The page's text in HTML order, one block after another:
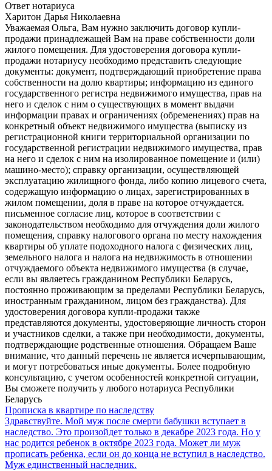
Ответ нотариуса
Харитон Дарья Николаевна
Уважаемая Ольга, Вам нужно заключить договор купли-
продажи принадлежащей Вам на праве собственности доли
жилого помещения. Для удостоверения договора купли-
продажи нотариусу необходимо представить следующие
документы: документ, подтверждающий приобретение права
собственности на долю квартиры; информацию из единого
государственного регистра недвижимого имущества, прав на
него и сделок с ним о существующих в момент выдачи
информации правах и ограничениях (обременениях) прав на
конкретный объект недвижимого имущества (выписку из
регистрационной книги территориальной организации по
государственной регистрации недвижимого имущества, прав
на него и сделок с ним на изолированное помещение и (или)
машино-место); справку организации, осуществляющей
эксплуатацию жилищного фонда, либо копию лицевого счета,
содержащую информацию о лицах, зарегистрированных в
жилом помещении, доля в праве на которое отчуждается.
письменное согласие лиц, которое в соответствии с
законодательством необходимо для отчуждения доли жилого
помещения, справку налогового органа по месту нахождения
квартиры об уплате подоходного налога с физических лиц,
земельного налога и налога на недвижимость в отношении
отчуждаемого объекта недвижимого имущества (в случае,
если вы являетесь гражданином Республики Беларусь,
постоянно проживающим за пределами Республики Беларусь,
иностранным гражданином, лицом без гражданства). Для
удостоверения договора купли-продажи также
представляются документы, удостоверяющие личность сторон
и участников сделки, а также при необходимости, документы,
подтверждающие родственные отношения. Обращаем Ваше
внимание, что данный перечень не является исчерпывающим,
и могут потребоваться иные документы. Более подробную
консультацию, с учетом особенностей конкретной ситуации,
Вы сможете получить у любого нотариуса Республики
Беларусь
Прописка в квартире по наследству
Здравствуйте. Мой муж после смерти бабушки вступает в
наследство. Это произойдет только в декабре 2023 года. Но у
нас родится ребенок в октябре 2023 года. Может ли муж
прописать ребенка, если он до конца не вступил в наследство.
Муж единственный наследник.